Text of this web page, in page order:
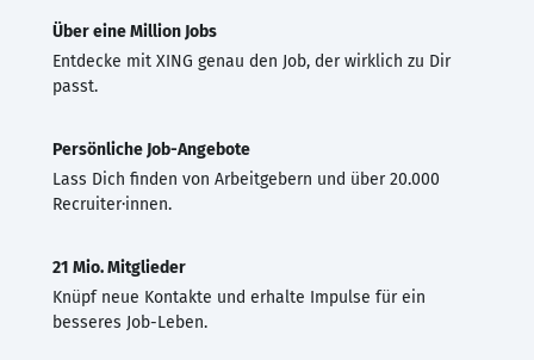
Über eine Million Jobs
Entdecke mit XING genau den Job, der wirklich zu Dir
passt.
Persönliche Job-Angebote
Lass Dich finden von Arbeitgebern und über 20.000
Recruiter·innen.
21 Mio. Mitglieder
Knüpf neue Kontakte und erhalte Impulse für ein
besseres Job-Leben.